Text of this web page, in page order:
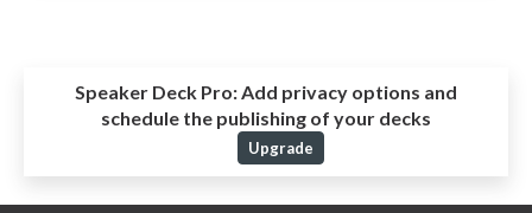
Speaker Deck Pro:Add privacy options and
schedule the publishing of your decks
Upgrade